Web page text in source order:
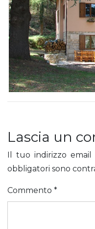
Lascia un
Il tuo indirizzo email
obbligatori sono
Commento *